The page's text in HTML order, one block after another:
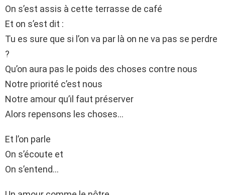
On s’est assis à cette terrasse de café
Et on s’est dit :
Tu es sure que si l’on va par là on ne va pas se perdre
?
Qu’on aura pas le poids des choses contre nous
Notre priorité c’est nous
Notre amour qu’il faut préserver
Alors repensons les choses…
Et l’on parle
On s’écoute et
On s’entend…